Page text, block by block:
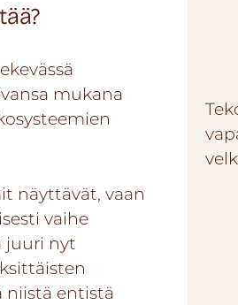
mukana
näyttävät, vaan
vaihe
juuri nyt
niistä entistä